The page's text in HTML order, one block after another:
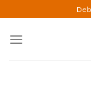
ai
contenuti